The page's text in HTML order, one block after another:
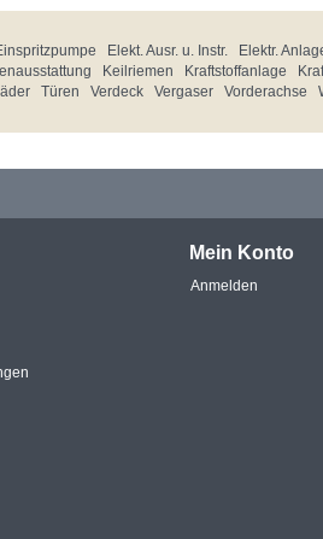
Elekt. Ausr. u. Instr. Elektr.
Keilriemen Kraftstoffanlage
Türen Verdeck Vergaser Vorderachse
Mein Konto
Anmelden